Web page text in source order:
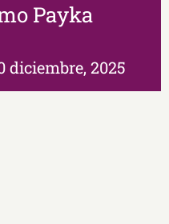
Payka
diciembre, 2025